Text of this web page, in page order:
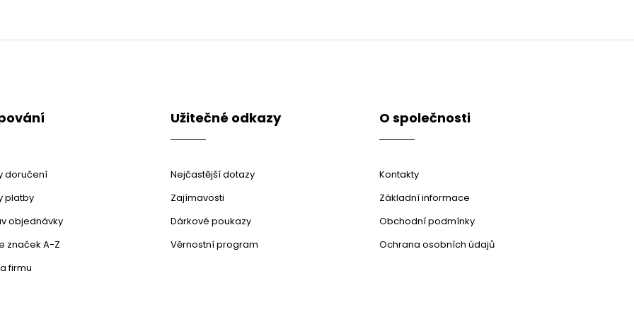
doručení
platby
objednávky
značek A-Z
firmu
Užitečné odkazy
Nejčastější dotazy
Zajímavosti
Dárkové poukazy
Věrnostní program
O společnosti
Kontakty
Základní informace
Obchodní podmínky
Ochrana osobních údajů